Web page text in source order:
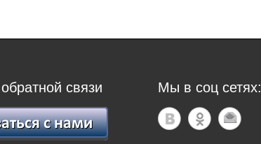
связи Мы в соц сетях: